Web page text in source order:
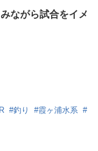
ながら試合をイメ
#釣り #霞ヶ浦水系 #